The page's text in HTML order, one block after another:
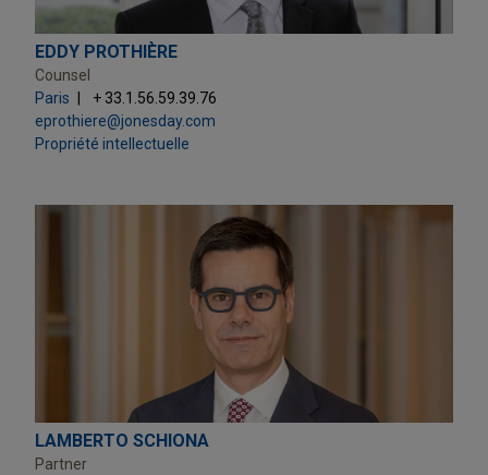
EDDY PROTHIÈRE
Counsel
Paris
+ 33.1.56.59.39.76
eprothiere@jonesday.com
Propriété intellectuelle
LAMBERTO SCHIONA
Partner